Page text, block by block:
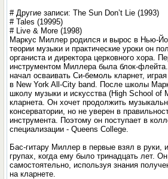
# Другие записи: The Sun Don’t Lie (1993)
# Tales (19995)
# Live & More (1998)
Маркус Миллер родился и вырос в Нью-
теории музыки и практические уроки он
органиста и директора церковного хора.
инструментом Миллера была блок-
начал осваивать Си-бемоль кларнет,
в New York All-City band. После школы
школу музыки и искусства (High School of
кларнета. Он хочет продолжить
консерватории, но не уверен в
инструмента. Поэтому он поступает в
специализации - Queens College.
Бас-гитару Миллер в первые взял в руки,
групах, когда ему было тринадцать лет.
самостоятельно, используя знания
на кларнете.